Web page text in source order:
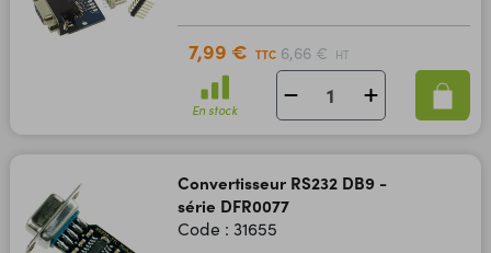
7,99 € TTC 6,66 € HT
En stock
Convertisseur RS232 DB9 -
série DFR0077
Code : 31655